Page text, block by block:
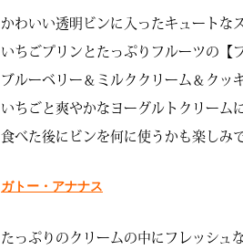
かわいい透明ビンに入ったキュートな
いちごプリンとたっぷりフルーツの【
ブルーベリー＆ミルククリーム＆クッ
いちごと爽やかなヨーグルトクリーム
食べた後にビンを何に使うかも楽しみ
ガトー・アナナス
たっぷりのクリームの中にフレッシュ